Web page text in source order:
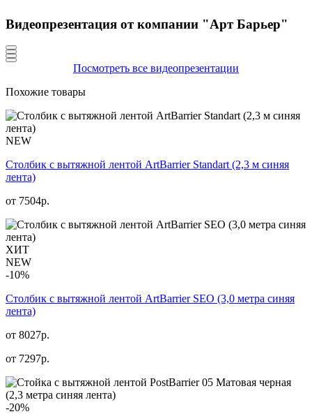
Видеопрезентация от компании "Арт Барьер"
Посмотреть все видеопрезентации
Похожие товары
NEW
Столбик с вытяжной лентой ArtBarrier Standart (2,3 м синяя
лента)
от 7504р.
ХИТ
NEW
-10%
Столбик с вытяжной лентой ArtBarrier SEO (3,0 метра синяя
лента)
от 8027р.
от 7297р.
-20%